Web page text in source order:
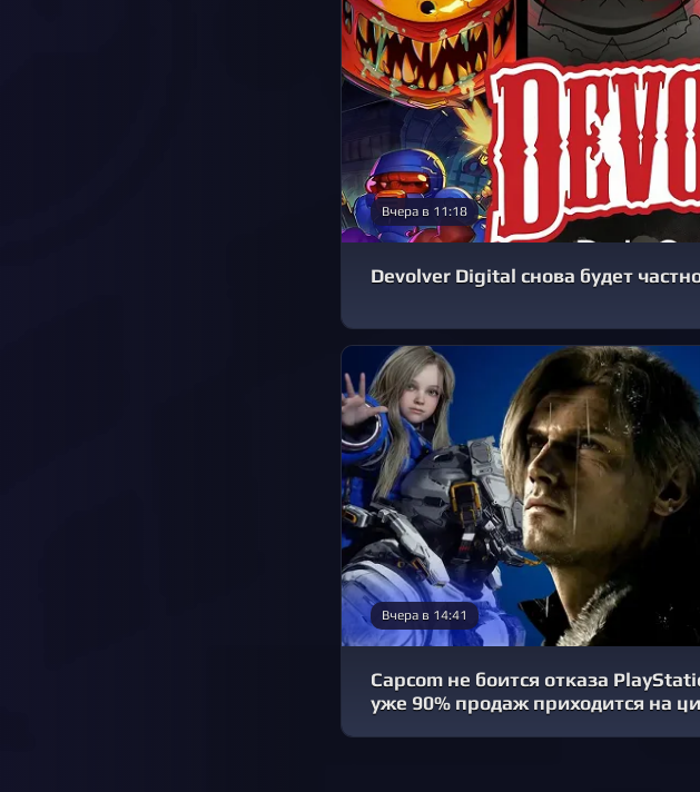
Вчера в 11:18
Devolver Digital снова будет
Вчера в 14:41
Capcom не боится отказа
уже 90% продаж приходится на